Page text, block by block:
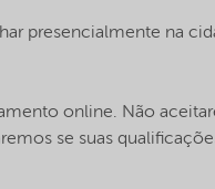
presencialmente na
online. Não
se suas